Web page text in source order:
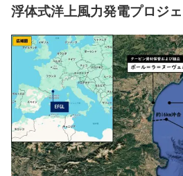
浮体式洋上風力発電プロジ